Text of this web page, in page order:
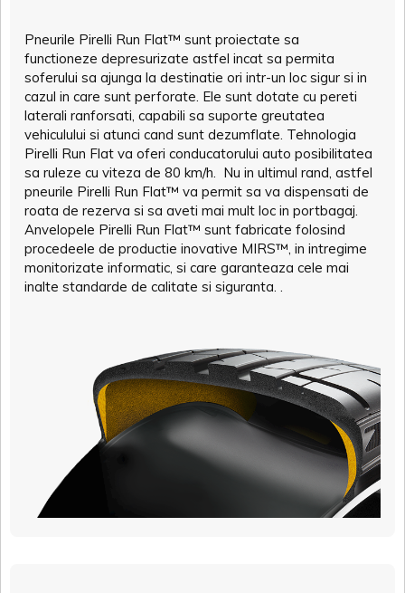
Pneurile Pirelli Run Flat™ sunt proiectate sa
functioneze depresurizate astfel incat sa permita
soferului sa ajunga la destinatie ori intr-un loc sigur si in
cazul in care sunt perforate. Ele sunt dotate cu pereti
laterali ranforsati, capabili sa suporte greutatea
vehiculului si atunci cand sunt dezumflate. Tehnologia
Pirelli Run Flat va oferi conducatorului auto posibilitatea
sa ruleze cu viteza de 80 km/h. Nu in ultimul rand, astfel
pneurile Pirelli Run Flat™ va permit sa va dispensati de
roata de rezerva si sa aveti mai mult loc in portbagaj.
Anvelopele Pirelli Run Flat™ sunt fabricate folosind
procedeele de productie inovative MIRS™, in intregime
monitorizate informatic, si care garanteaza cele mai
inalte standarde de calitate si siguranta. .